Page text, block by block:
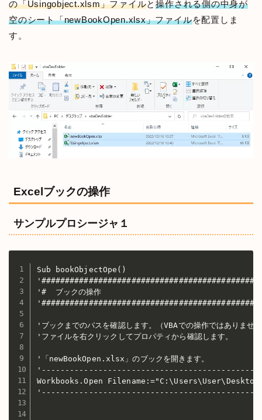
の「Usingobject.xlsm」ファイルと操作される側の中身が
空のシート「newBookOpen.xlsx」ファイルを配置しま
す。
Excelブックの操作
サンプルプロシージャ１
Sub bookObjectOpe()
'#  ブックの操作  　　　　                        #
'ブックまでのパスを確認します。（VBAでの操作ではありませ
'ファイルを右クリックしてプロパティから確認します。
'「newBookOpen.xlsx」のブックを開きます。
Workbooks.Open